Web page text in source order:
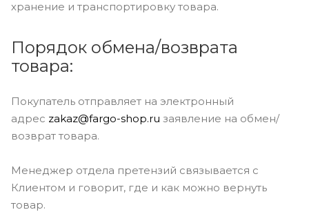
хранение и транспортировку товара.
Порядок обмена/возврата
товара:
Покупатель отправляет на электронный
адрес zakaz@fargo-shop.ru заявление на обмен/
возврат товара.
Менеджер отдела претензий связывается с
Клиентом и говорит, где и как можно вернуть
товар.